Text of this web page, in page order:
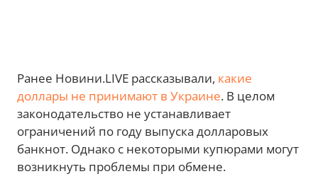
Ранее Новини.LIVE рассказывали, какие
доллары не принимают в Украине. В целом
законодательство не устанавливает
ограничений по году выпуска долларовых
банкнот. Однако с некоторыми купюрами могут
возникнуть проблемы при обмене.